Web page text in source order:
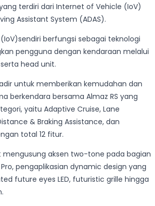
terdiri dari Internet of Vehicle (IoV)
Assistant System (ADAS).
berfungsi sebagai teknologi
pengguna dengan kendaraan melalui
head unit.
untuk memberikan kemudahan dan
berkendara bersama Almaz RS yang
yaitu Adaptive Cruise, Lane
& Braking Assistance, dan
total 12 fitur.
mengusung aksen two-tone pada bagian
pengaplikasian dynamic design yang
future eyes LED, futuristic grille hingga